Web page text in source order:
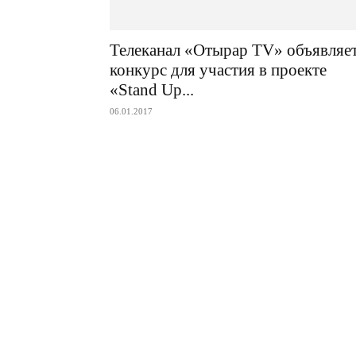
Телеканал «Отырар TV»
конкурс для участия в проекте
«Stand Up...
06.01.2017